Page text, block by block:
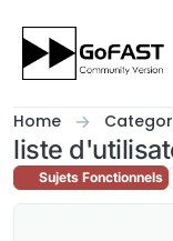
Home
liste
Sujets Fonctionnels